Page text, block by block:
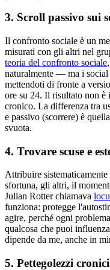
3. Scroll passivo sui
Il confronto sociale è un
misurati con gli altri nel
teoria del confronto sociale
naturalmente — ma i
mettendoti di fronte a
ore su 24. Il risultato non è
cronico. La differenza tra
e passivo (scorrere) è
svuota.
4. Trovare scuse e
Attribuire
sfortuna, gli altri, il
Julian Rotter chiamava
funziona: protegge
agire, perché ogni
qualcosa che puoi
dipende da me, anche in
5. Pettegolezzi cronici